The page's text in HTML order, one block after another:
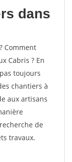
dans
Comment
Cabris ? En
toujours
chantiers à
aux artisans
de
travaux.